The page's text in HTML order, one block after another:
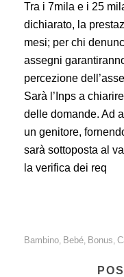
Tra i 7mila e i 25
dichiarato, la
mesi; per chi
assegni
percezione
Sarà l’Inps a
delle domande. Ad
un genitore,
sarà sottoposta al
la verifica dei req
Bambino, Bebé, Bonus,